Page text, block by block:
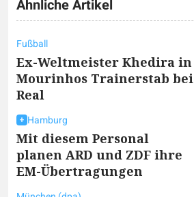
Ähnliche Artikel
Fußball
Ex-Weltmeister Khedira in
Mourinhos Trainerstab bei
Real
Hamburg
Mit diesem Personal
planen ARD und ZDF ihre
EM-Übertragungen